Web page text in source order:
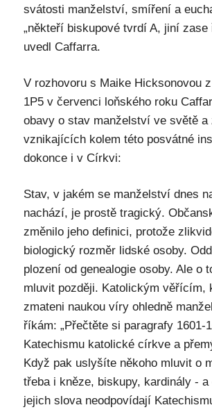
svátosti manželství, smíření a
„někteří biskupové tvrdí A, jiní zase
uvedl Caffarra.
V rozhovoru s Maike Hicksonovou
1P5 v červenci loňského roku
obavy o stav manželství ve světě a
vznikajících kolem této posvátné
dokonce i v Církvi:
Stav, v jakém se manželství dnes
nachází, je prostě tragický.
změnilo jeho definici, protože
biologický rozměr lidské osoby.
plození od genealogie osoby. Ale o
mluvit později. Katolickým věřícím,
zmateni naukou víry ohledně
říkám: „Přečtěte si paragrafy 1601-
Katechismu katolické církve a
Když pak uslyšíte někoho mluvit o
třeba i kněze, biskupy, kardinály -
jejich slova neodpovídají